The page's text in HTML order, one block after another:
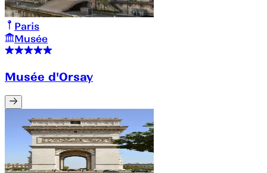
Paris
Musée
Musée d'Orsay